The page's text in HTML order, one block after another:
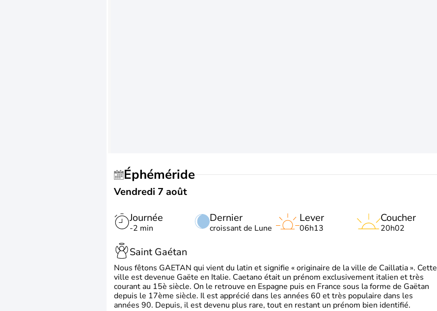
Éphéméride
Vendredi 7 août
Journée
-2 min
Dernier
croissant de Lune
Lever
06h13
Coucher
20h02
Saint Gaétan
Nous fêtons GAETAN qui vient du latin et signifie « originaire de la ville de Caillatia ». Cette
ville est devenue Gaëte en Italie. Caetano était un prénom exclusivement italien et très
courant au 15è siècle. On le retrouve en Espagne puis en France sous la forme de Gaëtan
depuis le 17ème siècle. Il est apprécié dans les années 60 et très populaire dans les
années 90. Depuis, il est devenu plus rare, tout en restant un prénom bien identifié.